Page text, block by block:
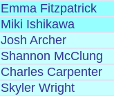
Emma Fitzpatrick
Miki Ishikawa
Josh Archer
Shannon McClung
Charles Carpenter
Skyler Wright